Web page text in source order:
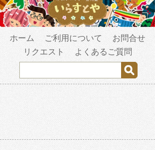
ホーム ご利用について
お問合せ
リクエスト
よくあるご質問